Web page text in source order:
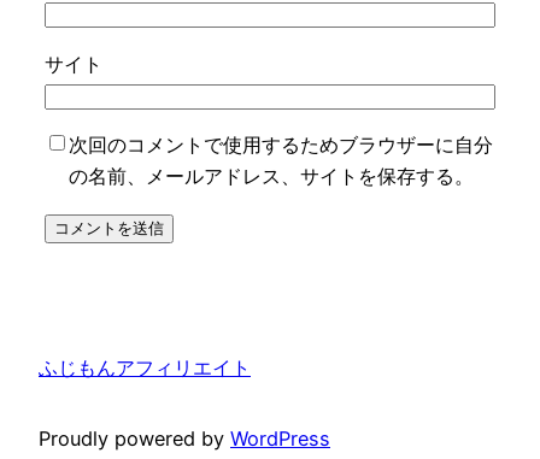
サイト
次回のコメントで使用するためブラウザーに自分
の名前、メールアドレス、サイトを保存する。
ふじもんアフィリエイト
Proudly powered by WordPress